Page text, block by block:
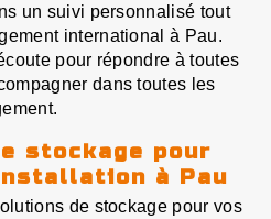
un suivi personnalisé tout
international à Pau.
pour répondre à toutes
dans toutes les
stockage pour
à Pau
de stockage pour vos